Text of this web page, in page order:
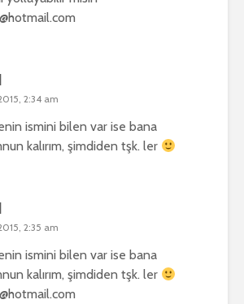
2:34 am
ismini bilen var ise bana
kalırım, şimdiden tşk. ler
2:35 am
ismini bilen var ise bana
kalırım, şimdiden tşk. ler